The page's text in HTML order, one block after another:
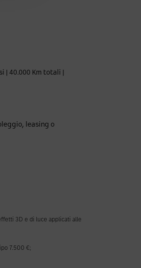
| 40.000 Km totali |
leasing o
3D e di luce applicati alle
7.500 €;